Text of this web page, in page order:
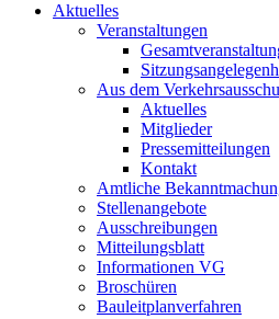
Aktuelles
Veranstaltungen
Aus dem
Aktuelles
Mitglieder
Pressemitteilungen
Kontakt
Amtliche
Stellenangebote
Ausschreibungen
Mitteilungsblatt
Informationen VG
Broschüren
Bauleitplanverfahren